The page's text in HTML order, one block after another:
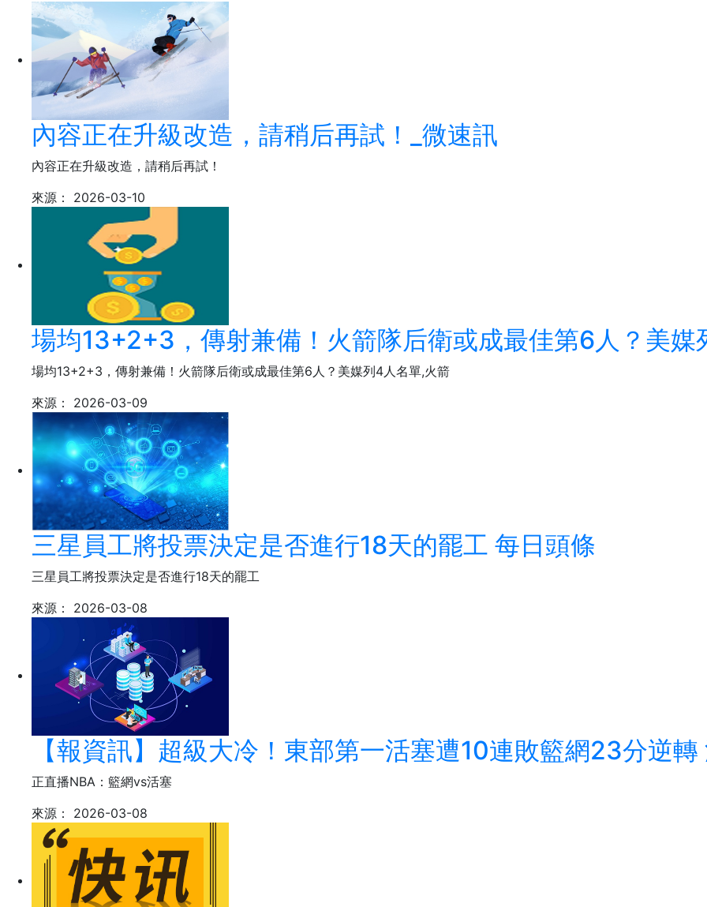
內容正在升級改造，請稍后再試！_微速訊
內容正在升級改造，請稍后再試！
來源：
2026-03-10
場均13+2+3，傳射兼備！火箭隊后衛或成最佳第6人？美媒
場均13+2+3，傳射兼備！火箭隊后衛或成最佳第6人？美媒列4人名單,火箭
來源：
2026-03-09
三星員工將投票決定是否進行18天的罷工 每日頭條
三星員工將投票決定是否進行18天的罷工
來源：
2026-03-08
【報資訊】超級大冷！東部第一活塞遭10連敗籃網23分逆
正直播NBA：籃網vs活塞
來源：
2026-03-08